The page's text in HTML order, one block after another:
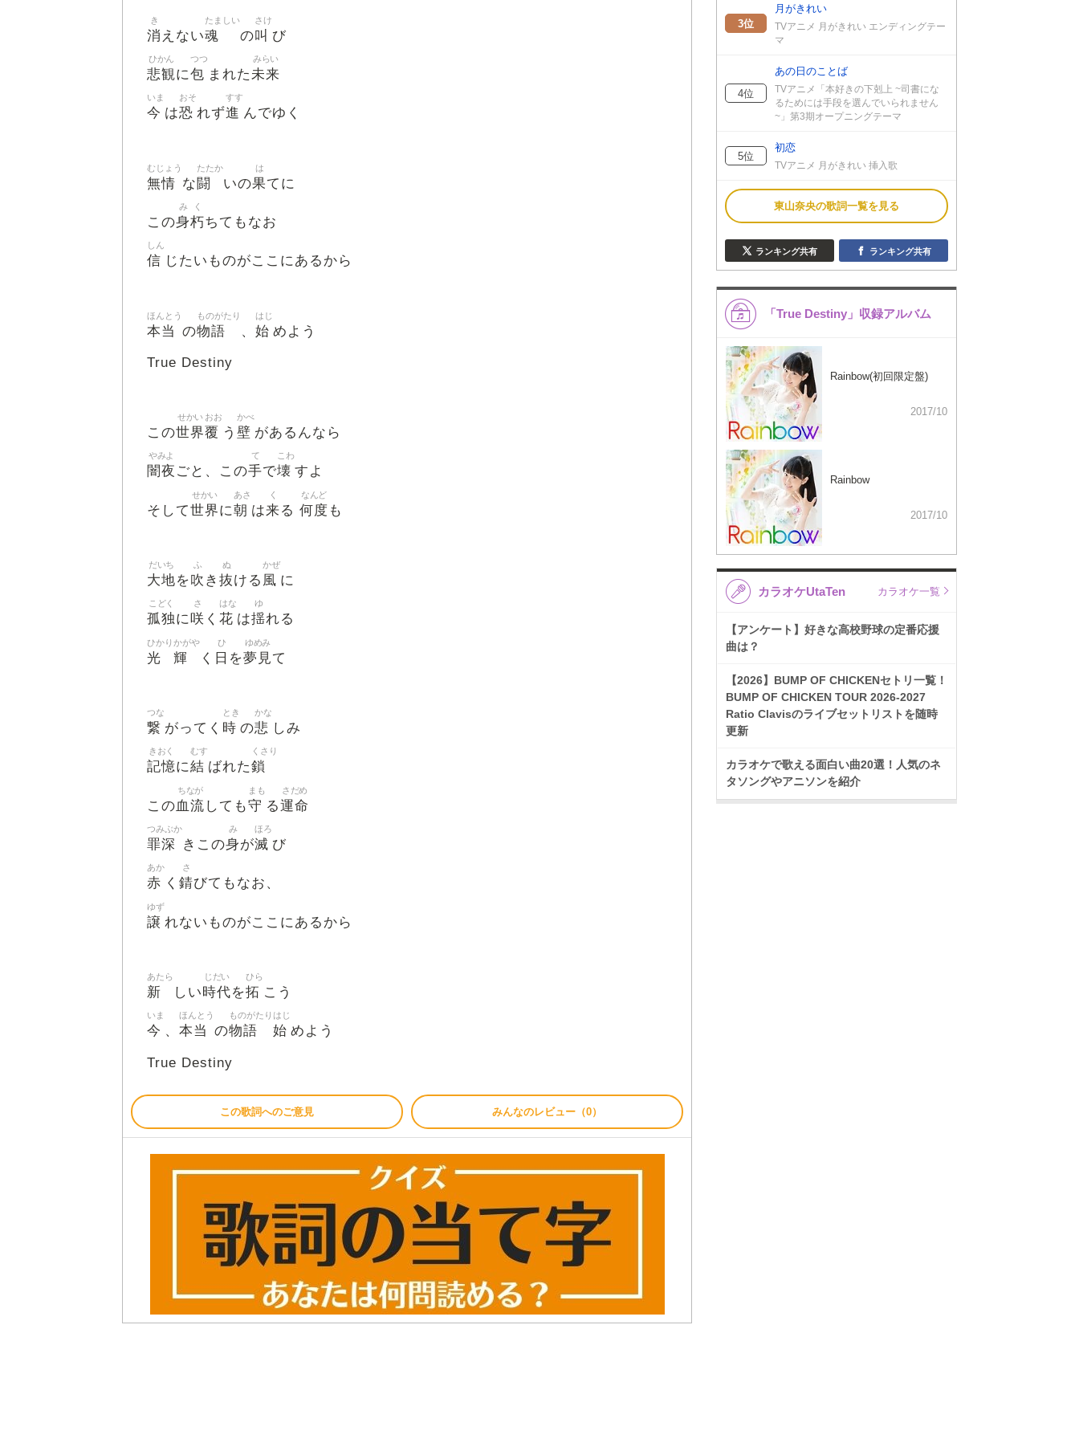
消
き
えない魂
たましい
の叫
さけ
び
悲観
ひかん
に包
つつ
まれた未来
みらい
今
いま
は恐
おそ
れず進
すす
んでゆく
無情
むじょう
な闘
たたか
いの果
は
てに
この身
み
朽
く
ちてもなお
信
しん
じたいものがここにあるから
本当
ほんとう
の物語
ものがたり
、 始
はじ
めよう
True Destiny
この世界
せかい
覆
おお
う 壁
かべ
があるんなら
闇夜
やみよ
ごと、この手
て
で壊
こわ
すよ
そして世界
せかい
に朝
あさ
は来
く
る 何度
なんど
も
大地
だいち
を吹
ふ
き 抜
ぬ
ける 風
かぜ
に
孤独
こどく
に咲
さ
く 花
はな
は揺
ゆ
れる
光
ひかり
輝
かがや
く 日
ひ
を夢見
ゆめみ
て
繋
つな
がってく 時
とき
の悲
かな
しみ
記憶
きおく
に結
むす
ばれた鎖
くさり
この血流
ちなが
しても守
まも
る運命
さだめ
罪深
つみぶか
きこの身
み
が滅
ほろ
び
赤
あか
く 錆
さ
びてもなお、
譲
ゆず
れないものがここにあるから
新
あたら
しい時代
じだい
を拓
ひら
こう
今
いま
、 本当
ほんとう
の物語
ものがたり
始
はじ
めよう
True Destiny
この歌詞へのご意見 みんなのレビュー（0）
3位
月がきれい
TVアニメ 月がきれい エンディングテー
マ
4位
あの日のことば
TVアニメ「本好きの下剋上 ~司書にな
るためには手段を選んでいられません
~」第3期オープニングテーマ
5位
初恋
TVアニメ 月がきれい 挿入歌
東山奈央の歌詞一覧を見る
ランキング共有 ランキング共有
「True Destiny」収録アルバム
Rainbow(初回限定盤)
2017/10
Rainbow
2017/10
カラオケUtaTen カラオケ一覧
【アンケート】好きな高校野球の定番応援
曲は？
【2026】BUMP OF CHICKENセトリ一覧！
BUMP OF CHICKEN TOUR 2026-2027
Ratio Clavisのライブセットリストを随時
更新
カラオケで歌える面白い曲20選！人気のネ
タソングやアニソンを紹介